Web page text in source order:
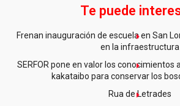
Te puede
Frenan inauguración de escuela en San
en la infraestructura
SERFOR pone en valor los conocimientos
kakataibo para conservar los
Rua de Letrades